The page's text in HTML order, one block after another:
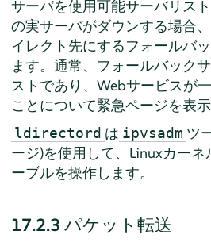
サーバを使用可能サーバリス
の実サーバがダウンする場合
イレクト先にするフォールバ
ます。通常、フォールバック
ストであり、Webサービスが
ことについて緊急ページを表示
ldirectord は ipvsadm ツ
ージ)を使用して、Linuxカー
ーブルを操作します。
17.2.3 パケット転送